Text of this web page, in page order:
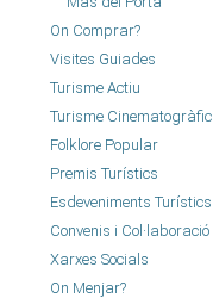
On Comprar?
Visites Guiades
Turisme Actiu
Turisme Cinematogràfic
Folklore Popular
Premis Turístics
Esdeveniments Turístics
Convenis i Col·laboració
Xarxes Socials
On Menjar?